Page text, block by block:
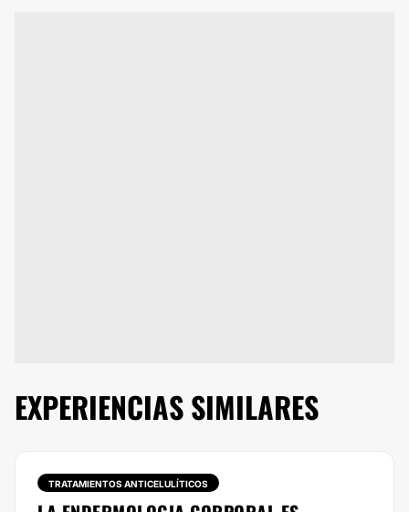
EXPERIENCIAS SIMILARES
TRATAMIENTOS ANTICELULÍTICOS